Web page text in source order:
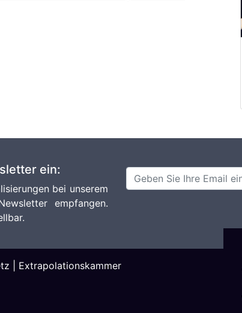
ein:
bei unserem
empfangen.
Extrapolationskammer